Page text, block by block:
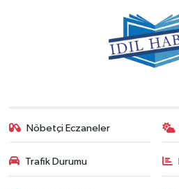
Nöbetçi Eczaneler
Trafik Durumu